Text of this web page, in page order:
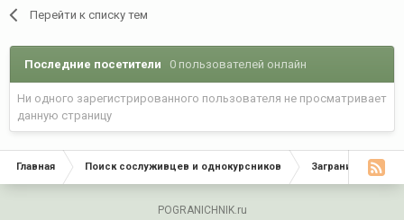
Перейти к списку тем
Последние посетители 0 пользователей онлайн
Ни одного зарегистрированного пользователя не просматривает
данную страницу
Главная Поиск сослуживцев и однокурсников Заграничники
POGRANICHNIK.ru